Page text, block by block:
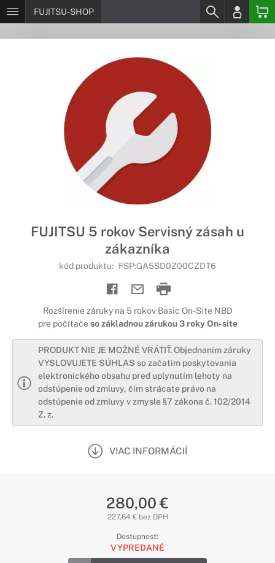
FUJITSU-SHOP
FUJITSU 5 rokov Servisný zásah u
zákazníka
kód produktu: FSP:GA5SD0Z00CZDT6
Rozšírenie záruky na 5 rokov Basic On-Site NBD
pre počítače so základnou zárukou 3 roky On-site
PRODUKT NIE JE MOŽNÉ VRÁTIŤ. Objednaním záruky
VYSLOVUJETE SÚHLAS so začatím poskytovania
elektronického obsahu pred uplynutím lehoty na
odstúpenie od zmluvy, čím strácate právo na
odstúpenie od zmluvy v zmysle §7 zákona č. 102/2014
Z. z.
VIAC INFORMÁCIÍ
280,00 €
227,64 € bez DPH
Dostupnosť:
VYPREDANÉ